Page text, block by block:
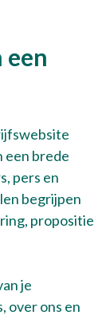
een
een brede
pers en
begrijpen
propositie
je
over ons en